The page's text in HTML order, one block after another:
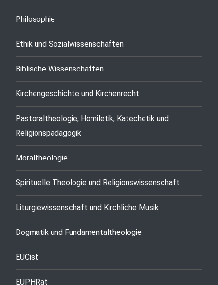
Philosophie
Ethik und Sozialwissenschaften
Biblische Wissenschaften
Kirchengeschichte und Kirchenrecht
Pastoraltheologie, Homiletik, Katechetik und
Religionspädagogik
Moraltheologie
Spirituelle Theologie und Religionswissenschaft
Liturgiewissenschaft und Kirchliche Musik
Dogmatik und Fundamentaltheologie
EUCist
EUPHRat